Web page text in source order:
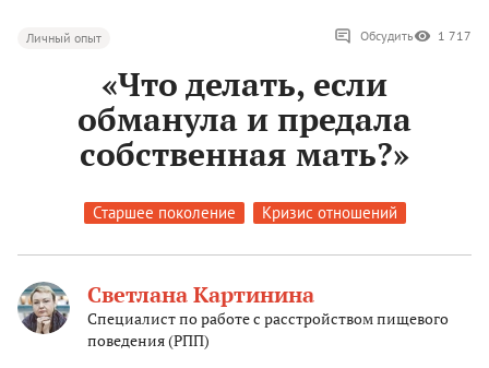
Личный опыт Обсудить 1 717
«Что делать, если
обманула и предала
собственная мать?»
Старшее поколение Кризис отношений
Светлана Картинина
Специалист по работе с расстройством пищевого
поведения (РПП)